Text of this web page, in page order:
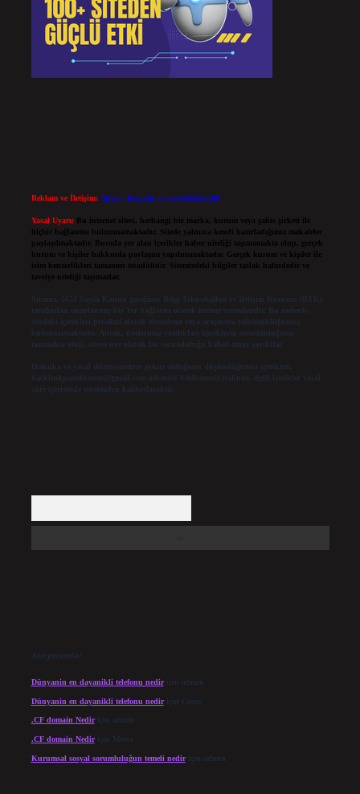
Reklam ve İletişim: Skype: live:.cid.575569c608265c69
Yasal Uyarı:
Bu internet sitesi, herhangi bir marka, kurum veya şahıs şirketi ile
hiçbir bağlantısı bulunmamaktadır. Sitede yalnızca kendi hazırladığımız makaleler
paylaşılmaktadır. Burada yer alan içerikler haber niteliği taşımamakta olup, gerçek
kurum ve kişiler hakkında paylaşım yapılmamaktadır. Gerçek kurum ve kişiler ile
isim benzerlikleri tamamen tesadüfidir. Sitemizdeki bilgiler taslak halindedir ve
tavsiye niteliği taşımazlar.
Sitemiz, 5651 Sayılı Kanun gereğince Bilgi Teknolojileri ve İletişim Kurumu (BTK)
tarafından onaylanmış bir Yer Sağlayıcı olarak hizmet vermektedir. Bu nedenle,
sitedeki içerikleri proaktif olarak denetleme veya araştırma yükümlülüğümüz
bulunmamaktadır. Ancak, üyelerimiz yazdıkları içeriklerin sorumluluğunu
taşımakta olup, siteye üye olarak bu sorumluluğu kabul etmiş sayılırlar.
Hukuka ve yasal düzenlemelere aykırı olduğunu düşündüğünüz içerikleri,
backlinkpanelicomtr@gmail.comadresine bildirmeniz halinde, ilgili içerikler yasal
süre içerisinde sitemizden kaldırılacaktır.
Son yorumlar
Dünyanin en dayanikli telefonu nediriçin admin
Dünyanin en dayanikli telefonu nediriçin Cesur
.CF domain Nediriçin admin
.CF domain Nediriçin Merve
Kurumsal sosyal sorumluluğun temeli nediriçin admin